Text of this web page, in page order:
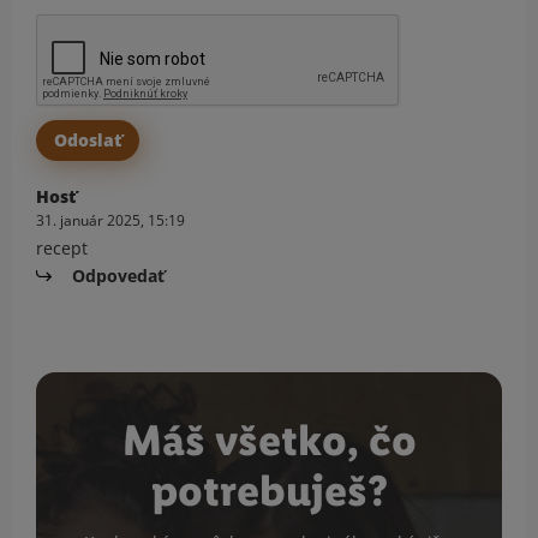
Hosť
31. január 2025, 15:19
recept
Odpovedať
Máš všetko, čo
potrebuješ?